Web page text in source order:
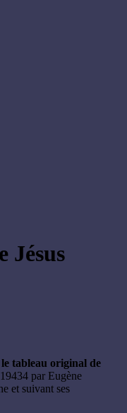
Jésus
tableau original de
par Eugène
et suivant ses